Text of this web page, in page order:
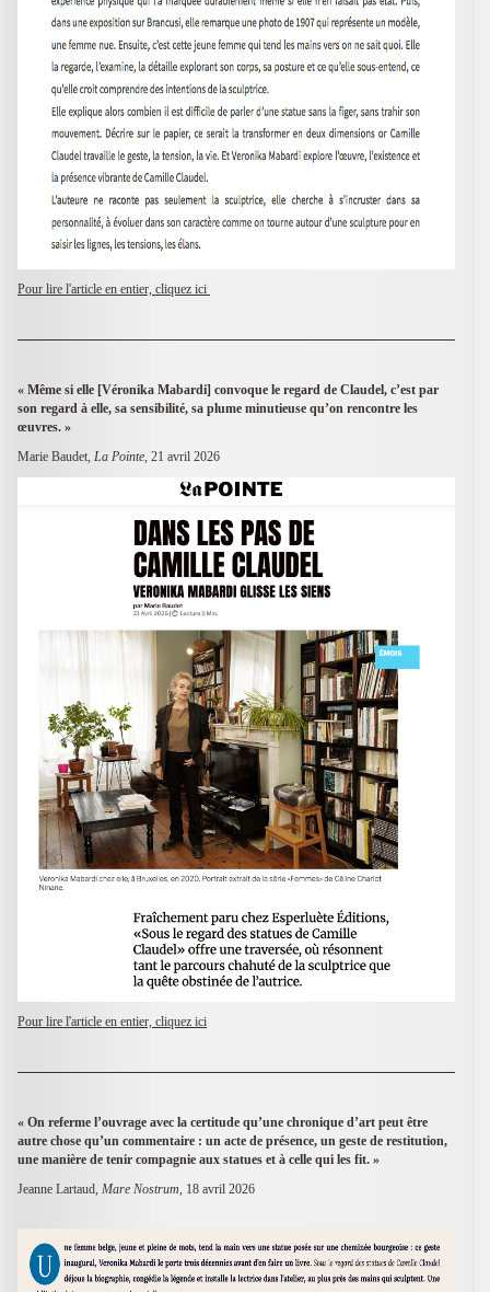
Pour lire l'article en entier, cliquez ici
« Même si elle [Véronika Mabardi] convoque le regard de Claudel, c’est par
son regard à elle, sa sensibilité, sa plume minutieuse qu’on rencontre les
œuvres. »
Marie Baudet, La Pointe , 21 avril 2026
Pour lire l'article en entier, cliquez ici
« On referme l’ouvrage avec la certitude qu’une chronique d’art peut être
autre chose qu’un commentaire : un acte de présence, un geste de restitution,
une manière de tenir compagnie aux statues et à celle qui les fit. »
Jeanne Lartaud, Mare Nostrum, 18 avril 2026